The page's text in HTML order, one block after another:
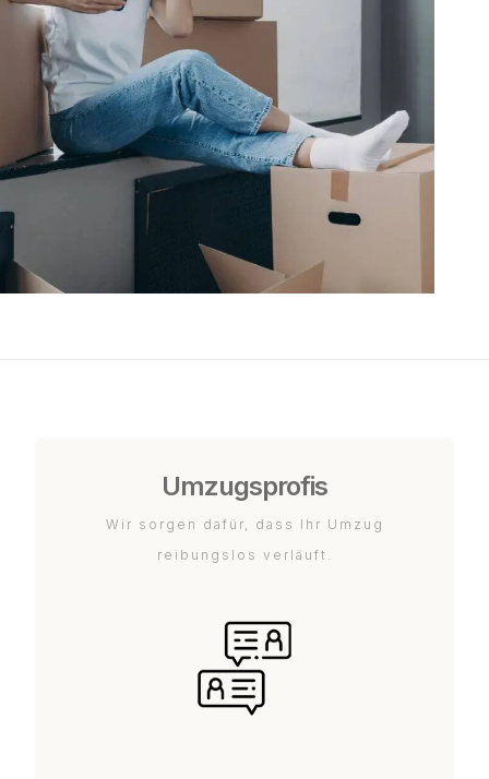
Umzugsprofis
Wir sorgen dafür, dass Ihr Umzug
reibungslos verläuft.